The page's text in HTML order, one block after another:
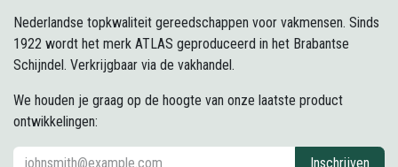
Nederlandse topkwaliteit gereedschappen voor vakmensen. Sinds
1922 wordt het merk ATLAS geproduceerd in het Brabantse
Schijndel. Verkrijgbaar via de vakhandel.
We houden je graag op de hoogte van onze laatste product
ontwikkelingen:
Inschrijven